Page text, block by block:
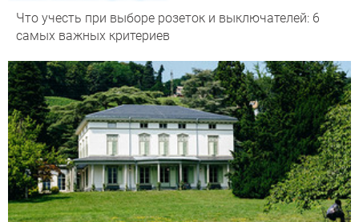
Что учесть при выборе розеток и выключателей: 6
самых важных критериев